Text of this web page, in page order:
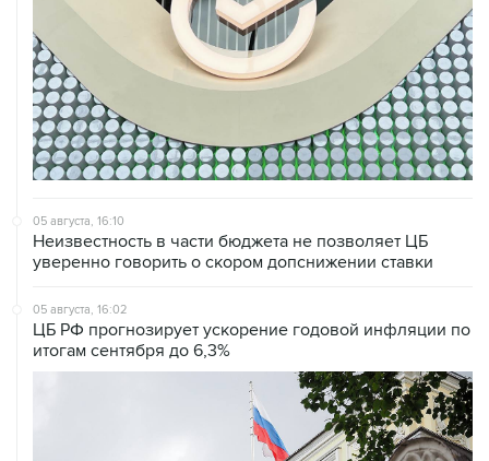
05 августа, 16:10
Неизвестность в части бюджета не позволяет ЦБ
уверенно говорить о скором допснижении ставки
05 августа, 16:02
ЦБ РФ прогнозирует ускорение годовой инфляции по
итогам сентября до 6,3%